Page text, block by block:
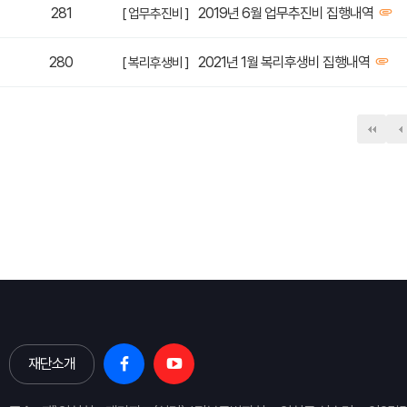
281 [ 업무추진비 ] 2019년 6월 업무추진비 집행내역
280 [ 복리후생비 ] 2021년 1월 복리후생비 집행내역
다음 맨끝
재단소개